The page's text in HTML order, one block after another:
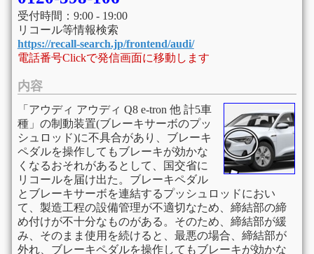
受付時間：9:00 - 19:00
リコール等情報検索
https://recall-search.jp/frontend/audi/
電話番号Clickで発信画面に移動します
内容
「アウディ アウディ Q8 e-tron 他 計5車
種」の制動装置(ブレーキサーボのプッ
シュロッド)に不具合があり、ブレーキ
ペダルを操作してもブレーキが効かな
くなるおそれがあるとして、国交省に
リコールを届け出た。ブレーキペダル
とブレーキサーボを連結するプッシュロッドにおい
て、製造工程の設備管理が不適切なため、締結部の締
め付けが不十分なものがある。そのため、締結部が緩
み、そのまま使用を続けると、最悪の場合、締結部が
外れ、ブレーキペダルを操作してもブレーキが効かな